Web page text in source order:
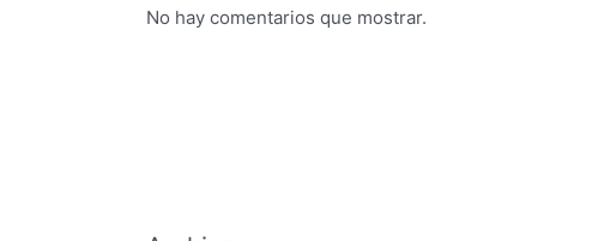
No hay comentarios que mostrar.